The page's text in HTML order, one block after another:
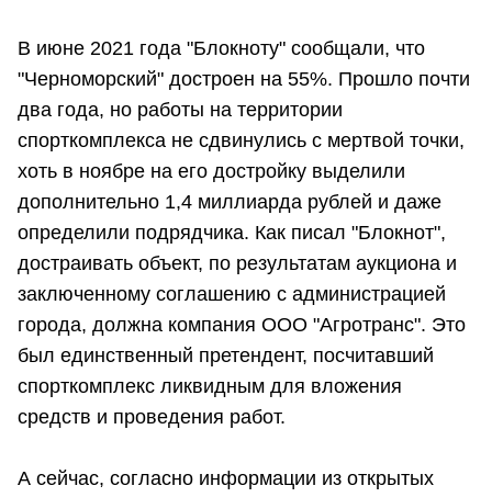
В июне 2021 года "Блокноту" сообщали, что
"Черноморский" достроен на 55%. Прошло почти
два года, но работы на территории
спорткомплекса не сдвинулись с мертвой точки,
хоть в ноябре на его достройку выделили
дополнительно 1,4 миллиарда рублей и даже
определили подрядчика. Как писал "Блокнот",
достраивать объект, по результатам аукциона и
заключенному соглашению с администрацией
города, должна компания ООО "Агротранс". Это
был единственный претендент, посчитавший
спорткомплекс ликвидным для вложения
средств и проведения работ.
А сейчас, согласно информации из открытых